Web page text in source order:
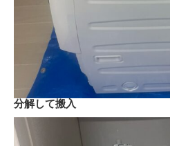
分解して搬入